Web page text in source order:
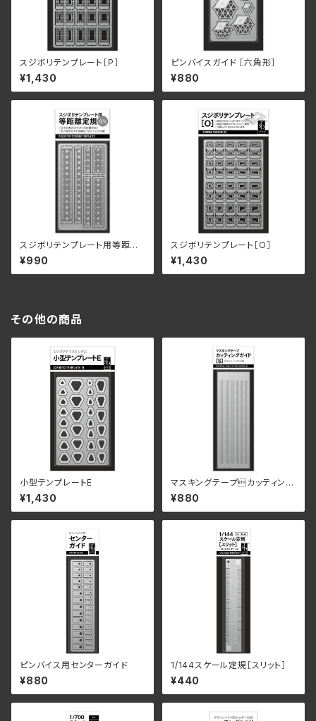
スジボリテンプレート［P］
¥1,430
ピンバイスガイド ［六角形］
¥880
スジボリテンプレート用等距離
定規
¥990
スジボリテンプレート［O］
¥1,430
その他の商品
小型テンプレートE
¥1,430
マスキングテープカッティング
ガイド［S］
¥880
ピンバイス用センターガイド
¥880
1/144スケール定規［スリット］
¥440